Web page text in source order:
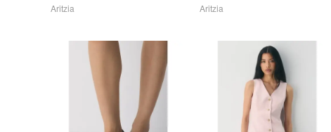
Aritzia Aritzia